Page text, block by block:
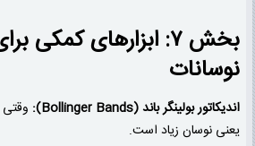
بخش ۷: ابزارهای کمکی
نوسانات
اندیکاتور بولینگر باند (Bollinger Bands):
وقتی
یعنی نوسان زیاد است.